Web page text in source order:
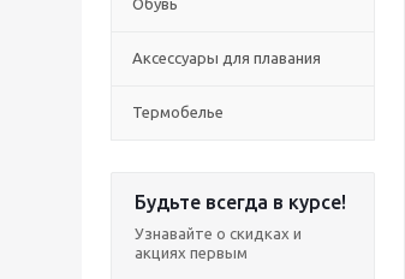
Обувь
Аксессуары для плавания
Термобелье
Будьте всегда в курсе!
Узнавайте о скидках и
акциях первым